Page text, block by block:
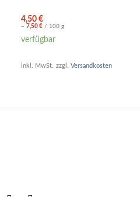
4,50 €
– 7,50 €/ 100 g
verfügbar
inkl. MwSt. zzgl. Versandkosten